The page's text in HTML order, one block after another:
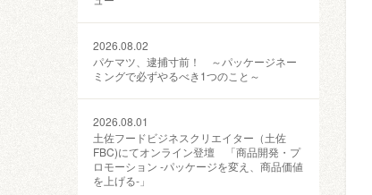
2026.08.02
パケマツ、逮捕寸前！ ～パッケージネー
ミングで必ずやるべき1つのこと～
2026.08.01
土佐フードビジネスクリエイター（土佐
FBC)にてオンライン登壇 「商品開発・プ
ロモーション ‐パッケージを変え、商品価値
を上げる‐」